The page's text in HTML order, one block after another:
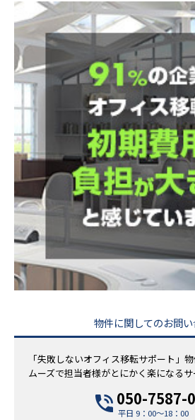
物件に関してのお問
「失敗しないオフィス移転サポート」
ムーズで担当者様がとにかく楽になるサ
050-7587-
平日 9：00～18：00